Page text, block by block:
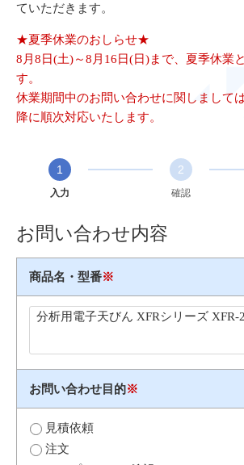
ていただきます。
★夏季休業のおしらせ★
8月8日(土)～8月16日(日)まで、夏季休業
す。
休業期間中のお問い合わせに関しまして
降に順次対応いたします。
1
入力
2
確認
お問い合わせ内容
商品名・型番※
お問い合わせ目的※
見積依頼
注文